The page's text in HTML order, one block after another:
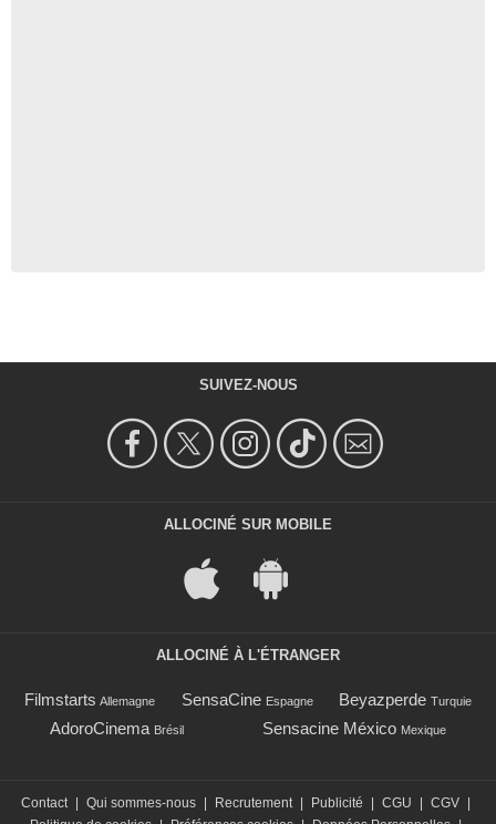
SUIVEZ-NOUS
ALLOCINÉ SUR MOBILE
ALLOCINÉ À L'ÉTRANGER
Filmstarts Allemagne SensaCine Espagne Beyazperde Turquie
AdoroCinema Brésil Sensacine México Mexique
Contact Qui sommes-nous Recrutement Publicité CGU CGV